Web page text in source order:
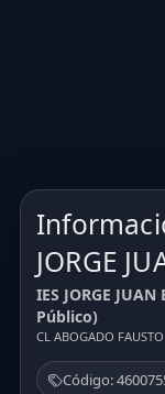
JORGE
IES JORGE
Público)
CL ABOGADO
Código: